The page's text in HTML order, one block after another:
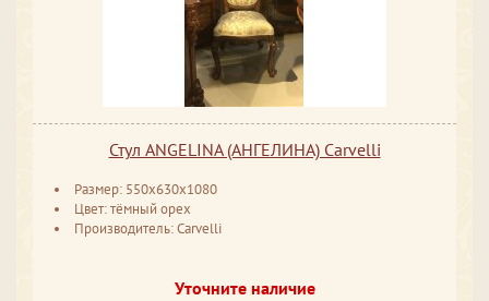
Стул ANGELINA (АНГЕЛИНА) Carvelli
Размер: 550x630x1080
Цвет: тёмный орех
Производитель: Carvelli
Уточните наличие